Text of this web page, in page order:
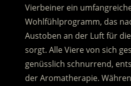
Vierbeiner ein
Wohlfühlprogramm, das
Austoben an der Luft für
sorgt. Alle Viere von sich
genüsslich schnurrend,
der Aromatherapie.